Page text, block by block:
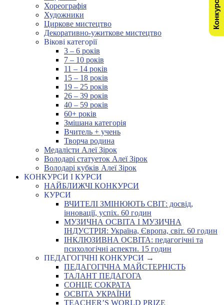
Хореографія
Художники
Циркове мистецтво
Декоративно-ужиткове мистецтво
Вікові категорії
3 – 6 років
7 – 10 років
11 – 14 років
15 – 18 років
19 – 25 років
26 – 39 років
40 – 59 років
60+ років
Змішана категорія
Вчитель + учень
Творча родина
Медалісти Алеї Зірок
Володарі статуеток Алеї Зірок
Володарі кубків Алеї Зірок
КОНКУРСИ І КУРСИ
НАЙБЛИЖЧІ КОНКУРСИ
КУРСИ
ВЧИТЕЛІ ЗМІНЮЮТЬ СВІТ: досвід,
інновації, успіх. 60 годин
МУЗИЧНА ОСВІТА І МУЗИЧНА
ІНДУСТРІЯ: Україна, Європа, світ. 60 годин
ІНКЛЮЗИВНА ОСВІТА: педагогічні та
психологічні аспекти. 15 годин
ПЕДАГОГІЧНІ КОНКУРСИ →
ПЕДАГОГІЧНА МАЙСТЕРНІСТЬ
ТАЛАНТ ПЕДАГОГА
СОНЦЕ СОКРАТА
ОСВІТА УКРАЇНИ
TEACHER’S WORLD PRIZE